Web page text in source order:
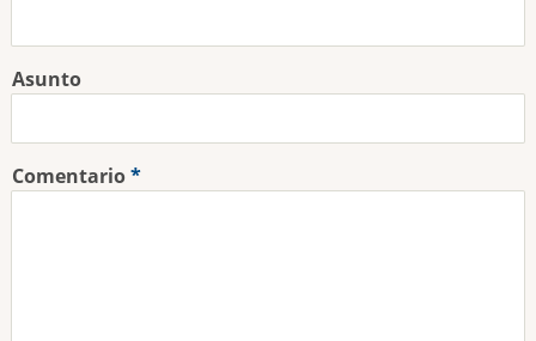
Asunto
Comentario